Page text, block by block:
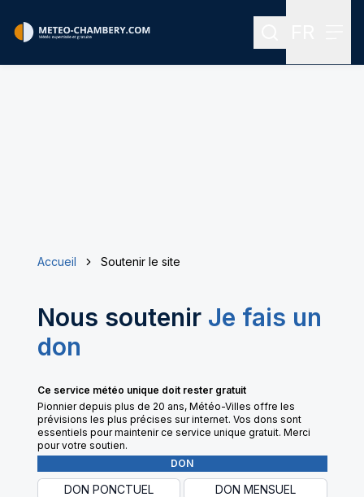
Rechercher
Accueil Soutenir le site
Nous soutenir Je fais un
don
Ce service météo unique doit rester gratuit
Pionnier depuis plus de 20 ans, Météo-Villes offre les
prévisions les plus précises sur internet. Vos dons sont
essentiels pour maintenir ce service unique gratuit. Merci
pour votre soutien.
DON
DON PONCTUEL DON MENSUEL